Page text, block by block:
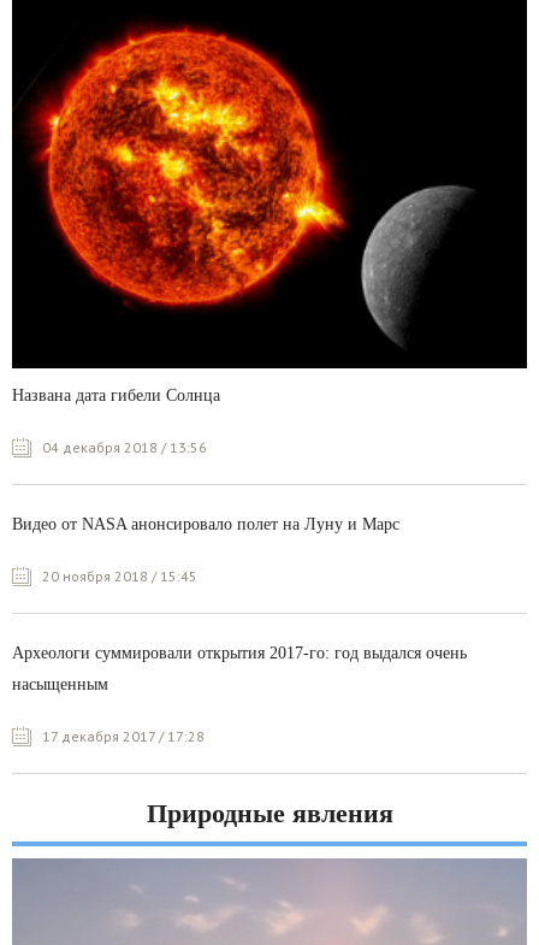
Названа дата гибели Солнца
04 декабря 2018 / 13:56
Видео от NASA анонсировало полет на Луну и Марс
20 ноября 2018 / 15:45
Археологи суммировали открытия 2017-го: год выдался очень
насыщенным
17 декабря 2017 / 17:28
Природные явления